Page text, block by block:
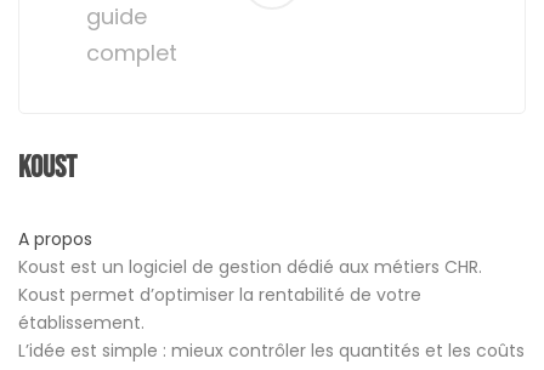
guide
complet
Koust
A propos
Koust est un logiciel de gestion dédié aux métiers CHR.
Koust permet d’optimiser la rentabilité de votre
établissement.
L’idée est simple : mieux contrôler les quantités et les coûts